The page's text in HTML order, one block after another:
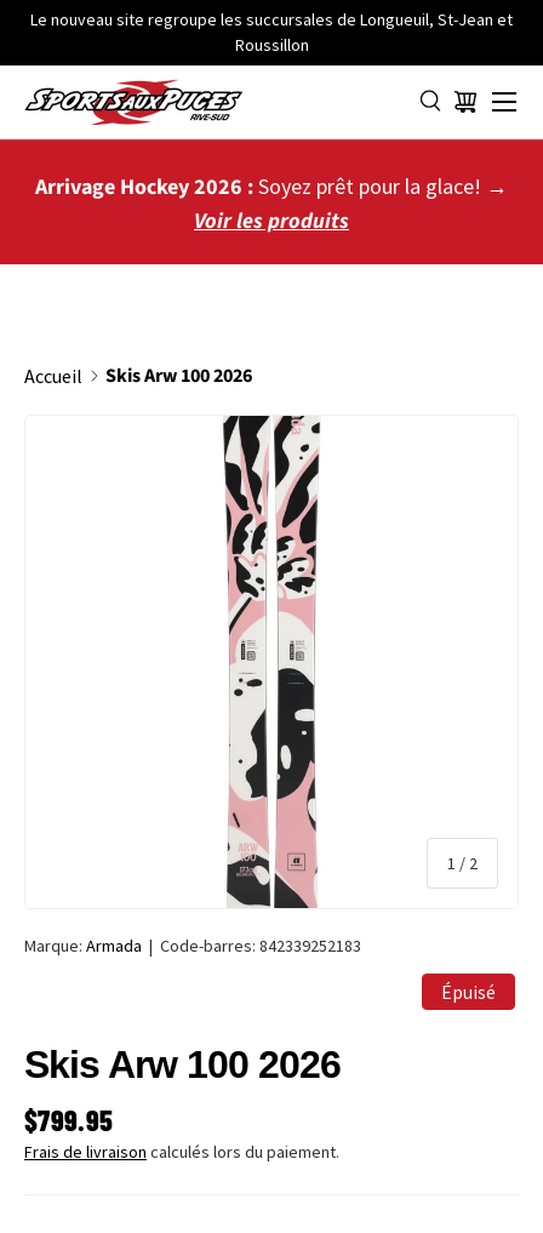
ALLER AU CONTENU
Le nouveau site regroupe les succursales de Longueuil, St-Jean et
Roussillon
Panier
Menu
Arrivage Hockey 2026 :Soyez prêt pour la glace! →
Voir les produits
Accueil Skis Arw 100 2026
PASSER AUX INFORMATIONS PRODUITS
1 / de
2
Marque: Armada | Code-barres: 842339252183
Épuisé
Skis Arw 100 2026
PRIX HABITUEL
$799.95
Frais de livraison calculés lors du paiement.